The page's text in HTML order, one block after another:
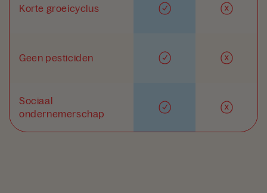
Korte groeicyclus
Geen pesticiden
Sociaal
ondernemerschap